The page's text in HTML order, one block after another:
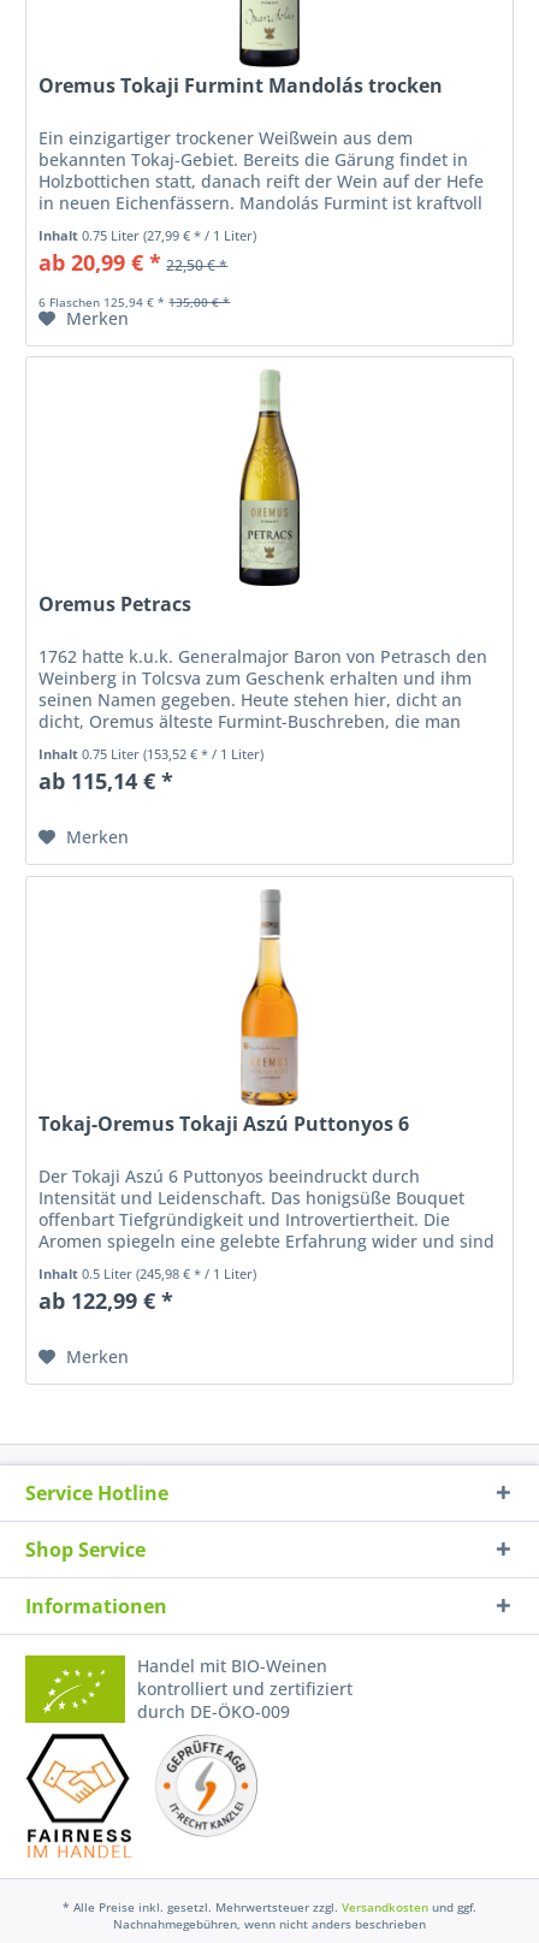
Oremus Tokaji Furmint Mandolás trocken
Ein einzigartiger trockener Weißwein aus dem
bekannten Tokaj-Gebiet. Bereits die Gärung findet in
Holzbottichen statt, danach reift der Wein auf der Hefe
in neuen Eichenfässern. Mandolás Furmint ist kraftvoll
und zugleich herrlich...
Inhalt0.75 Liter(27,99 € * / 1 Liter)
ab 20,99 € * 22,50 € *
6 Flaschen 125,94 € * 135,00 € *
Merken
Oremus Petracs
1762 hatte k.u.k. Generalmajor Baron von Petrasch den
Weinberg in Tolcsva zum Geschenk erhalten und ihm
seinen Namen gegeben. Heute stehen hier, dicht an
dicht, Oremus älteste Furmint-Buschreben, die man
(ganz wie zu Petraschs Zeiten)...
Inhalt0.75 Liter(153,52 € * / 1 Liter)
ab 115,14 € *
Merken
Tokaj-Oremus Tokaji Aszú Puttonyos 6
Der Tokaji Aszú 6 Puttonyos beeindruckt durch
Intensität und Leidenschaft. Das honigsüße Bouquet
offenbart Tiefgründigkeit und Introvertiertheit. Die
Aromen spiegeln eine gelebte Erfahrung wider und sind
Inhalt0.5 Liter(245,98 € * / 1 Liter)
ab 122,99 € *
Merken
Service Hotline
Shop Service
Informationen
Handel mit BIO-Weinen
kontrolliert und zertifiziert
durch DE-ÖKO-009
* Alle Preise inkl. gesetzl. Mehrwertsteuer zzgl. Versandkosten und ggf.
Nachnahmegebühren, wenn nicht anders beschrieben